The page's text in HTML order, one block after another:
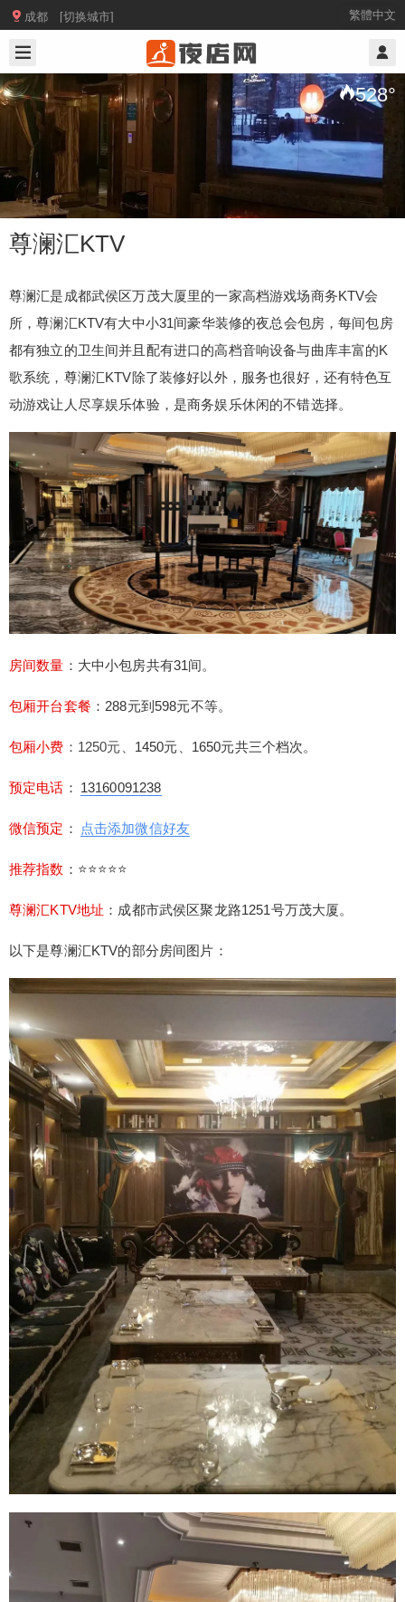
成都 [切换城市] 繁體中文
528°
尊澜汇KTV
尊澜汇是成都武侯区万茂大厦里的一家高档游戏场商务KTV会
所，尊澜汇KTV有大中小31间豪华装修的夜总会包房，每间包房
都有独立的卫生间并且配有进口的高档音响设备与曲库丰富的K
歌系统，尊澜汇KTV除了装修好以外，服务也很好，还有特色互
动游戏让人尽享娱乐体验，是商务娱乐休闲的不错选择。
房间数量 ：大中小包房共有31间。
包厢开台套餐 ：288元到598元不等。
包厢小费 ：1250元、 1450元 1650元共三个档次。
预定电话 ： 13160091238
微信预定 ： 点击添加微信好友
推荐指数 ：⭐⭐⭐⭐⭐
尊澜汇KTV地址 ： 成都市武侯区聚龙路1251号万茂大厦。
以下是尊澜汇KTV的部分房间图片：
@ 成都夜店网 2025/8/22
尊澜汇KTV
尊澜汇是成都武侯区万茂大厦里的一家高档游戏场
商务KTV会所，尊澜汇KTV有大中小31间豪华装修
的夜总会包房，每间包房都有独立的卫生间并且配
有进口的高档音响设备与曲库丰富的K歌系统，尊澜
汇KTV除了装修好以外，服务也很好，还有特色互
动游戏让人尽享娱乐体验，是商务娱乐休闲的不错
选择。 房间数量：大中小包房共有31间。 包厢开台
套餐：288元到598元不等。 包厢小费：1250元、1
450元、1650元共三个档次。 预定电话：13160091
238 微信预定：点击添加微信好友 推荐指数：⭐⭐⭐
⭐⭐ 尊澜汇KTV地址：成都市武侯区聚龙路1251号
扫描二维码继续阅读